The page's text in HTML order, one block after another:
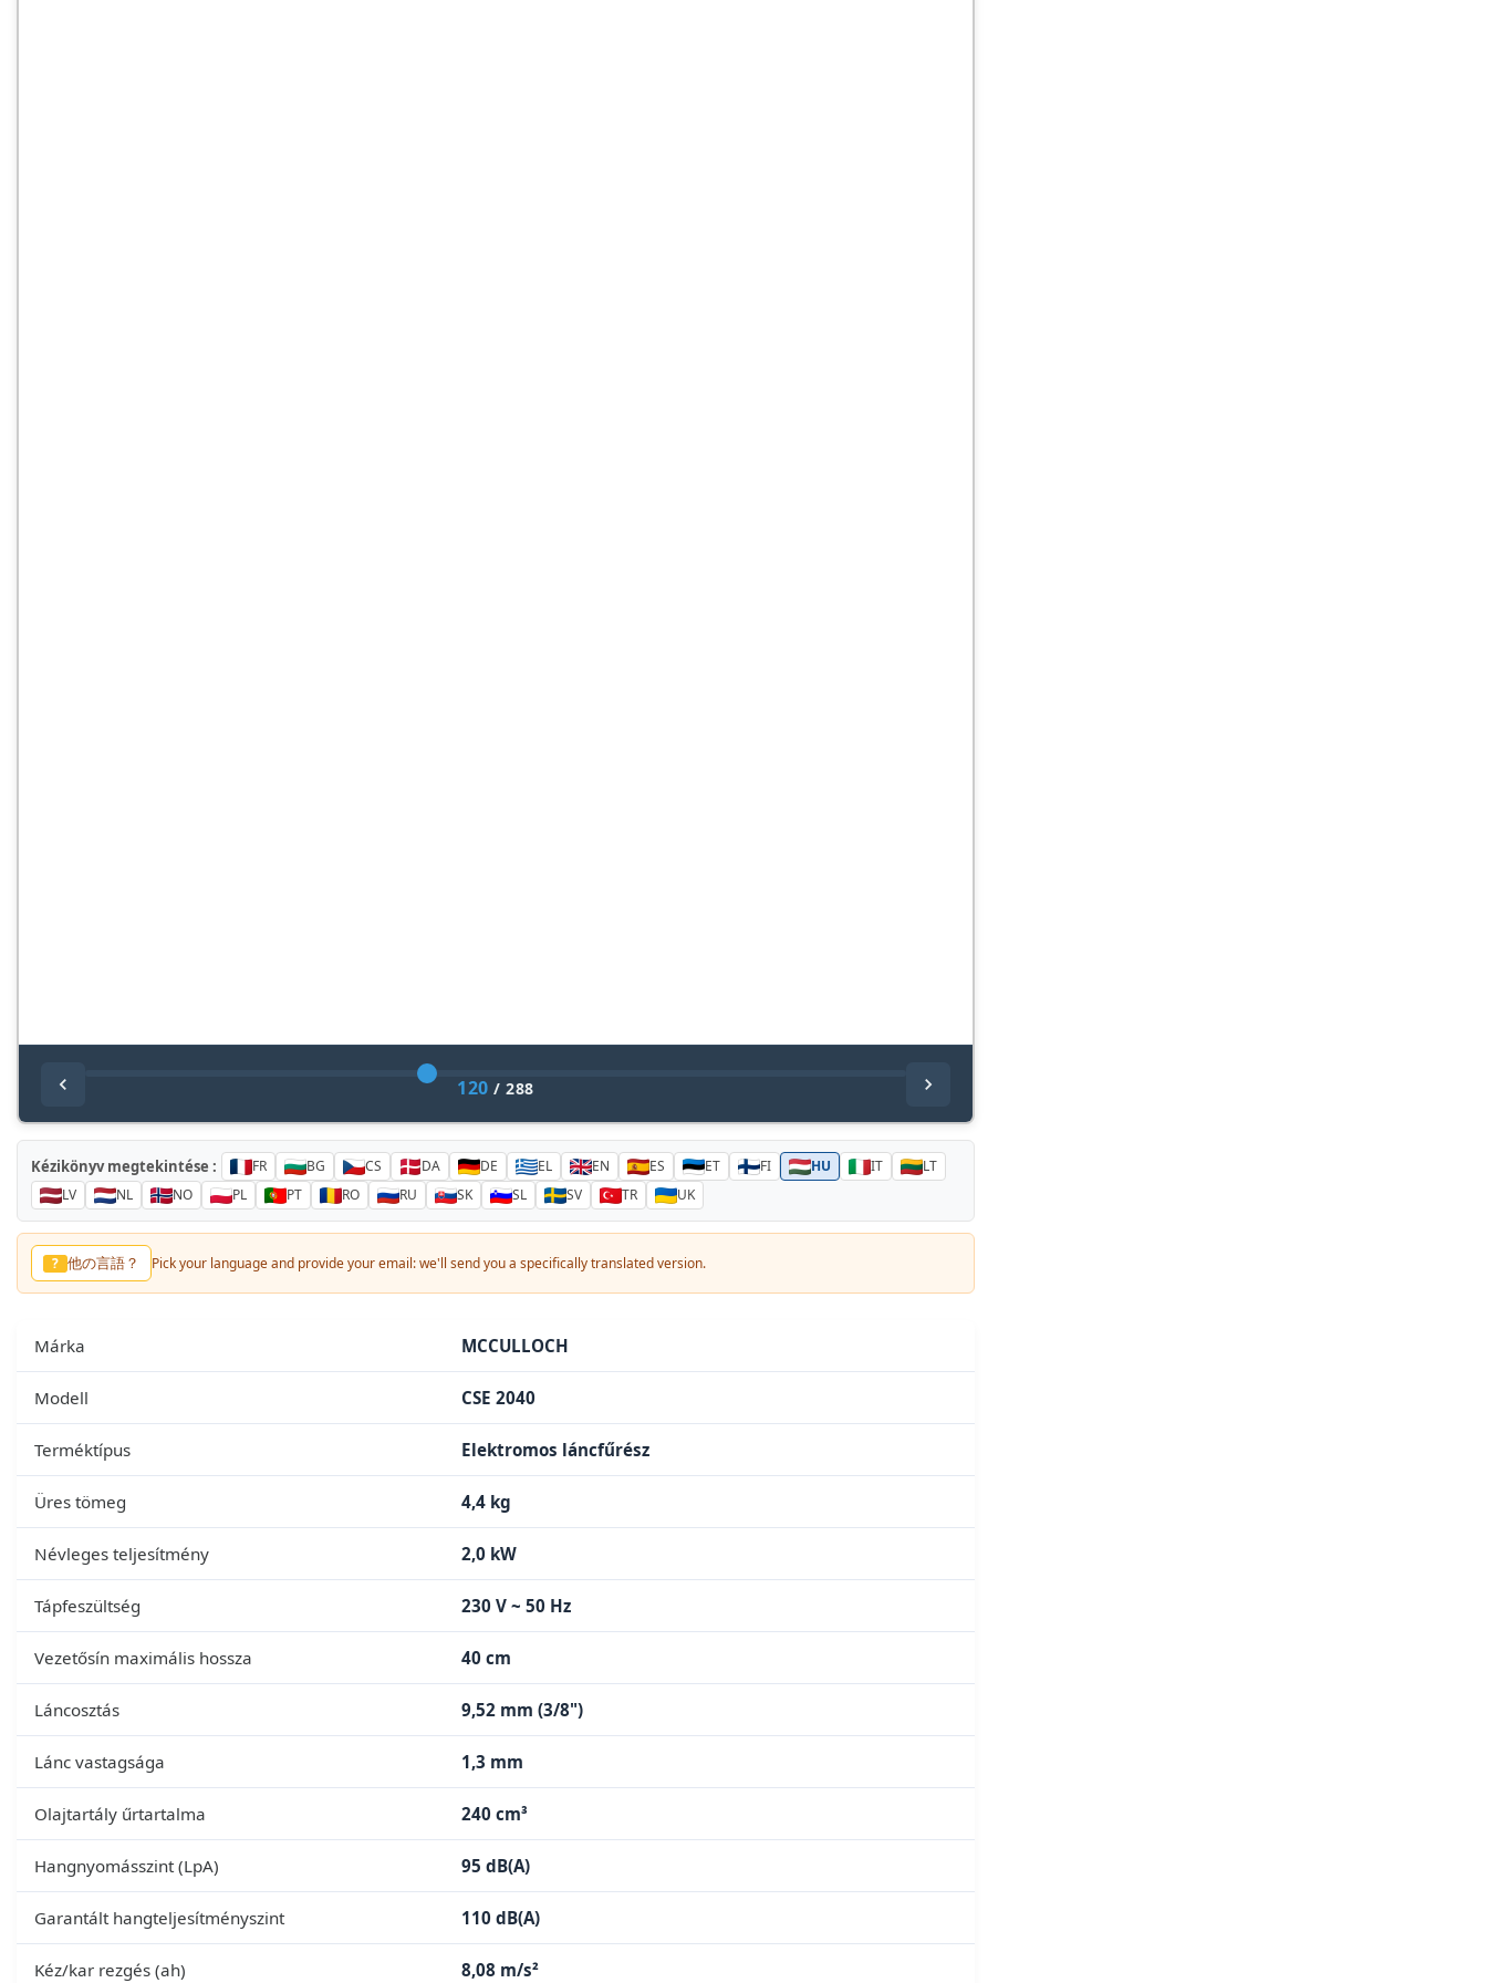
120 /288
Kézikönyv megtekintése : FR BG CS DA DE EL EN ES ET FI HU IT
LT
LV
NL NO PL PT RO RU SK SL SV TR UK
? 他の言語？ Pick your language and provide your email: we'll send you a specifically translated version.
Márka MCCULLOCH
Modell CSE 2040
Terméktípus Elektromos láncfűrész
Üres tömeg 4,4 kg
Névleges teljesítmény 2,0 kW
Tápfeszültség 230 V ~ 50 Hz
Vezetősín maximális hossza 40 cm
Láncosztás 9,52 mm (3/8")
Lánc vastagsága 1,3 mm
Olajtartály űrtartalma 240 cm³
Hangnyomásszint (LpA) 95 dB(A)
Garantált hangteljesítményszint 110 dB(A)
Kéz/kar rezgés (ah) 8,08 m/s²